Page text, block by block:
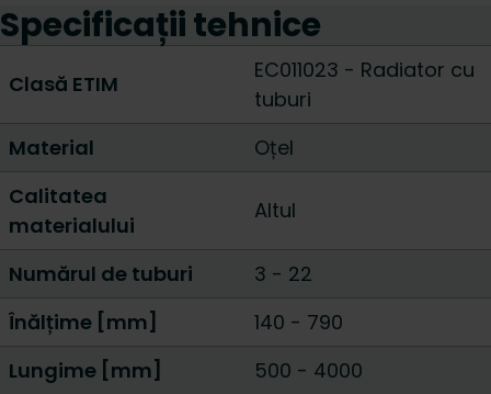
Specificații tehnice
Clasă ETIM
EC011023 - Radiator cu
tuburi
Material
Oțel
Calitatea
materialului
Altul
Numărul de tuburi 3 - 22
Înălțime [mm]
140 - 790
Lungime [mm]
500 - 4000